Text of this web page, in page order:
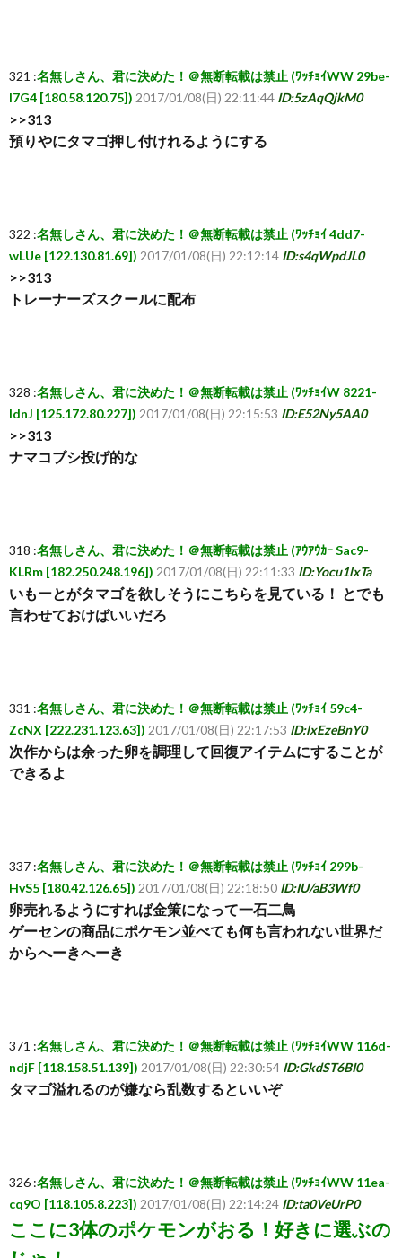
321 :名無しさん、君に決めた！＠無断転載は禁止 (ﾜｯﾁｮｲWW 29be-
I7G4 [180.58.120.75]) 2017/01/08(日) 22:11:44 ID:5zAqQjkM0
>>313
預りやにタマゴ押し付けれるようにする
322 :名無しさん、君に決めた！＠無断転載は禁止 (ﾜｯﾁｮｲ 4dd7-
wLUe [122.130.81.69]) 2017/01/08(日) 22:12:14 ID:s4qWpdJL0
>>313
トレーナーズスクールに配布
328 :名無しさん、君に決めた！＠無断転載は禁止 (ﾜｯﾁｮｲW 8221-
IdnJ [125.172.80.227]) 2017/01/08(日) 22:15:53 ID:E52Ny5AA0
>>313
ナマコブシ投げ的な
318 :名無しさん、君に決めた！＠無断転載は禁止 (ｱｳｱｳｶｰ Sac9-
KLRm [182.250.248.196]) 2017/01/08(日) 22:11:33 ID:Yocu1lxTa
いもーとがタマゴを欲しそうにこちらを見ている！ とでも
言わせておけばいいだろ
331 :名無しさん、君に決めた！＠無断転載は禁止 (ﾜｯﾁｮｲ 59c4-
ZcNX [222.231.123.63]) 2017/01/08(日) 22:17:53 ID:lxEzeBnY0
次作からは余った卵を調理して回復アイテムにすることが
できるよ
337 :名無しさん、君に決めた！＠無断転載は禁止 (ﾜｯﾁｮｲ 299b-
HvS5 [180.42.126.65]) 2017/01/08(日) 22:18:50 ID:IU/aB3Wf0
卵売れるようにすれば金策になって一石二鳥
ゲーセンの商品にポケモン並べても何も言われない世界だ
からへーきへーき
371 :名無しさん、君に決めた！＠無断転載は禁止 (ﾜｯﾁｮｲWW 116d-
ndjF [118.158.51.139]) 2017/01/08(日) 22:30:54 ID:GkdST6BI0
タマゴ溢れるのが嫌なら乱数するといいぞ
326 :名無しさん、君に決めた！＠無断転載は禁止 (ﾜｯﾁｮｲWW 11ea-
cq9O [118.105.8.223]) 2017/01/08(日) 22:14:24 ID:ta0VeUrP0
ここに3体のポケモンがおる！好きに選ぶの